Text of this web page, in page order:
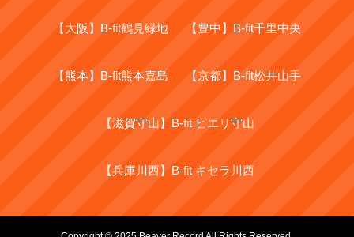
【大阪】B-fit鶴見緑地 【豊中】B-fit千里中央
【熊本】B-fit熊本嘉島 【京都】B-fit松井山手
【滋賀守山】B-fit ピエリ守山
【兵庫川西】B-fit キセラ川西